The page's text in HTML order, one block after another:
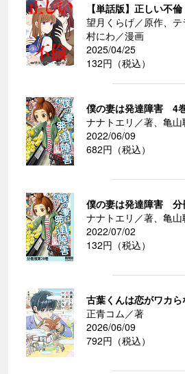
【単話版】正しい不
望月くらげ／原作、
村にわ／漫画
2025/04/25
132円（税込）
僕の妻は発達障害 4
ナナトエリ／著、亀
2022/06/09
682円（税込）
僕の妻は発達障害 分
ナナトエリ／著、亀
2022/07/02
132円（税込）
古葉くんは恋がワカ
正青コム／著
2026/06/09
792円（税込）